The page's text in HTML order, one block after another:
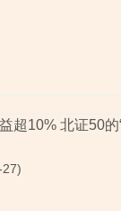
超10% 北证50的